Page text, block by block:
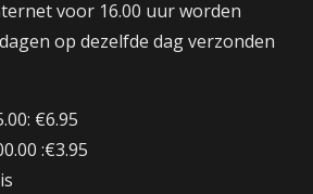
voor 16.00 uur worden
op dezelfde dag verzonden
€6.95
:€3.95